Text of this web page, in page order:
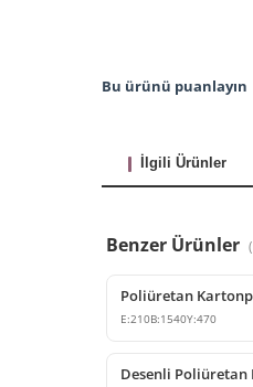
Bu ürünü puanlayın
İlgili Ürünler
Benzer Ürünler (
E:210B:1540Y:470